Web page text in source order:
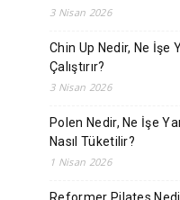
3 Nisan 2026
Chin Up Nedir, Ne İşe
Çalıştırır?
3 Nisan 2026
Polen Nedir, Ne İşe
Nasıl Tüketilir?
1 Nisan 2026